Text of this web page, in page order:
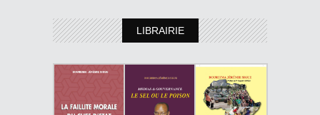
LIBRAIRIE